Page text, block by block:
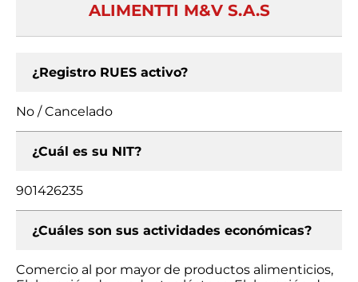
ALIMENTTI M&V S.A.S
¿Registro RUES activo?
No / Cancelado
¿Cuál es su NIT?
901426235
¿Cuáles son sus actividades económicas?
Comercio al por mayor de productos alimenticios,